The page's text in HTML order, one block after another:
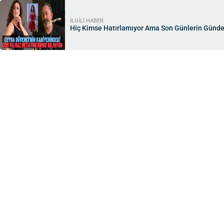
İLGİLİ HABER
Hiç Kimse Hatırlamıyor Ama Son Günlerin